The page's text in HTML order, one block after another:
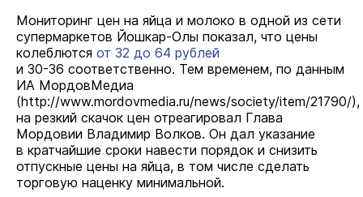
Мониторинг цен на яйца и молоко в одной из сети
супермаркетов Йошкар-Олы показал, что цены
колеблются от 32 до 64 рублей
и 30-36 соответственно. Тем временем, по данным
ИА МордовМедиа
(http://www.mordovmedia.ru/news/society/item/21790/),
на резкий скачок цен отреагировал Глава
Мордовии Владимир Волков. Он дал указание
в кратчайшие сроки навести порядок и снизить
отпускные цены на яйца, в том числе сделать
торговую наценку минимальной.